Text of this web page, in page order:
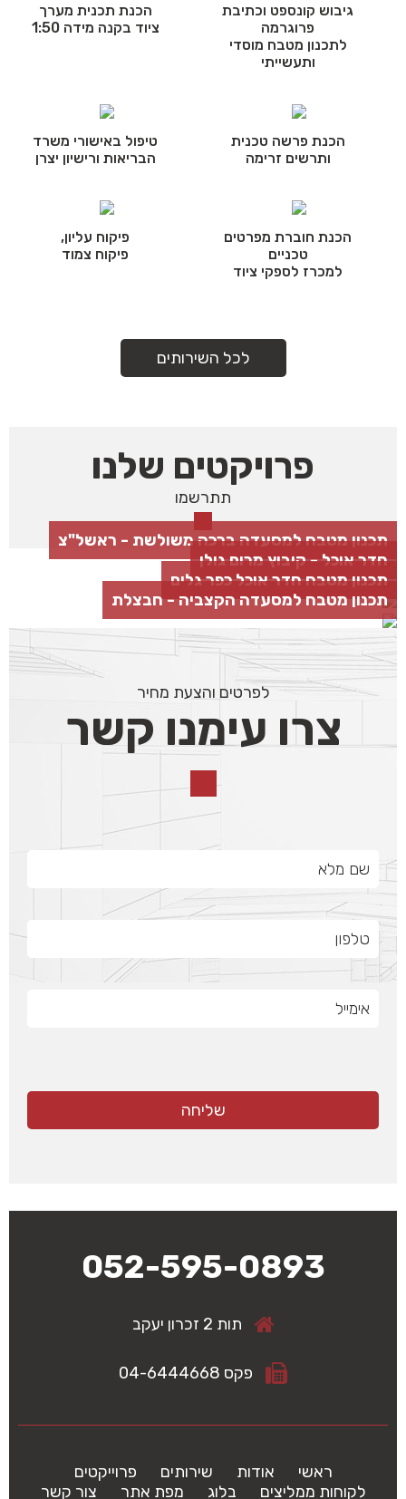
גיבוש קונספט וכתיבת
פרוגרמה
לתכנון מטבח מוסדי
ותעשייתי
הכנת תכנית מערך
ציוד בקנה מידה 1:50
הכנת פרשה טכנית
ותרשים זרימה
טיפול באישורי משרד
הבריאות ורישיון יצרן
הכנת חוברת מפרטים
טכניים
למכרז לספקי ציוד
פיקוח עליון,
פיקוח צמוד
לכל השירותים
פרויקטים שלנו
תתרשמו
תכנון מטבח למסעדה ברכה משולשת - ראשל"צ
חדר אוכל - קיבוץ מרום גולן
תכנון מטבח חדר אוכל כפר גלים
תכנון מטבח למסעדה הקצביה - חבצלת
לפרטים והצעת מחיר
צרו עימנו קשר
052-595-0893
תות 2 זכרון יעקב
פקס 04-6444668
ראשי אודות שירותים
פרוייקטים
לקוחות ממליצים
בלוג מפת אתר צור קשר